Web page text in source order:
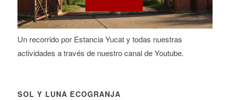
Un recorrido por Estancia Yucat y todas nuestras
actividades a través de nuestro canal de Youtube.
SOL Y LUNA ECOGRANJA